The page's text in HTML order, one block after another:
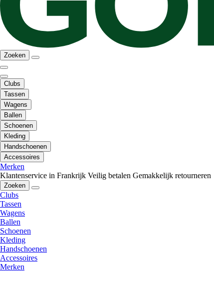
Zoeken
Clubs
Tassen
Wagens
Ballen
Schoenen
Kleding
Handschoenen
Accessoires
Merken
Klantenservice in Frankrijk Veilig betalen Gemakkelijk retourneren
Zoeken
Clubs
Tassen
Wagens
Ballen
Schoenen
Kleding
Handschoenen
Accessoires
Merken